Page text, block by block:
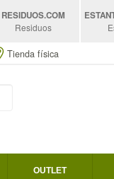
RESIDUOS.COM
Residuos
Tienda física
OUTLET